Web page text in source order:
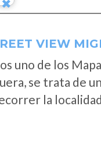
VIEW
uno de los
se trata de
la